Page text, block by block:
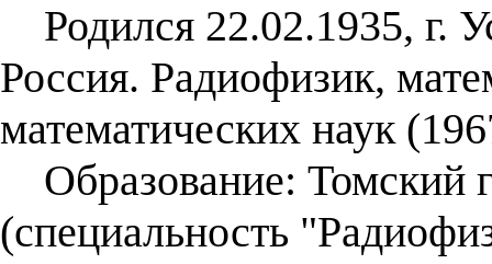
Родился 22.02.1935, г.
Россия. Радиофизик,
математических наук
Образование: Томский
(специальность